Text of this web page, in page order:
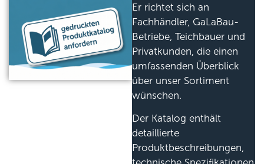
Er richtet sich an
Fachhändler, GaLaBau-
Betriebe, Teichbauer und
Privatkunden, die einen
umfassenden Überblick
über unser Sortiment
wünschen.
Der Katalog enthält
detaillierte
Produktbeschreibungen,